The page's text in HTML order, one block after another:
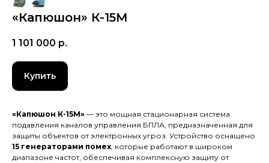
«Капюшон» К-15М
1 101 000 р.
Купить
«Капюшон К-15М» — это мощная стационарная система
подавления каналов управления БПЛА, предназначенная для
защиты объектов от электронных угроз. Устройство оснащено
15 генераторами помех, которые работают в широком
диапазоне частот, обеспечивая комплексную защиту от